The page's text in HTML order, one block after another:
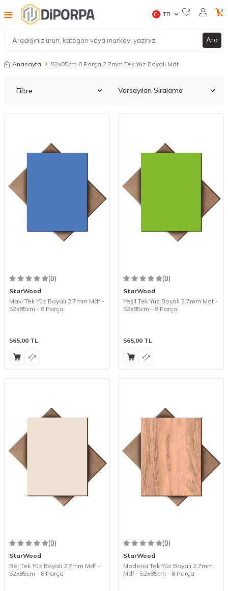
Ara
TR 0 0
Anasayfa 52x85cm 8 Parça 2.7mm Tek Yüz Boyalı Mdf
Filtre
(0)
StarWood
Mavi Tek Yüz Boyalı 2.7mm Mdf -
52x85cm - 8 Parça
565,00 TL
(0)
StarWood
Yeşil Tek Yüz Boyalı 2.7mm Mdf -
52x85cm - 8 Parça
565,00 TL
(0)
StarWood
Bej Tek Yüz Boyalı 2.7mm Mdf -
52x85cm - 8 Parça
(0)
StarWood
Modena Tek Yüz Boyalı 2.7mm
Mdf - 52x85cm - 8 Parça